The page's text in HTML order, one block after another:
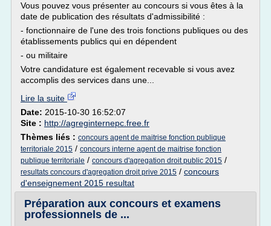
Vous pouvez vous présenter au concours si vous êtes à la
date de publication des résultats d'admissibilité :
- fonctionnaire de l'une des trois fonctions publiques ou des
établissements publics qui en dépendent
- ou militaire
Votre candidature est également recevable si vous avez
accomplis des services dans une...
Lire la suite
Date: 2015-10-30 16:52:07
Site : http://agreginternepc.free.fr
Thèmes liés : concours agent de maitrise fonction publique
territoriale 2015 / concours interne agent de maitrise fonction
publique territoriale / concours d'agregation droit public 2015 /
resultats concours d'agregation droit prive 2015 / concours
d'enseignement 2015 resultat
Préparation aux concours et examens
professionnels de ...